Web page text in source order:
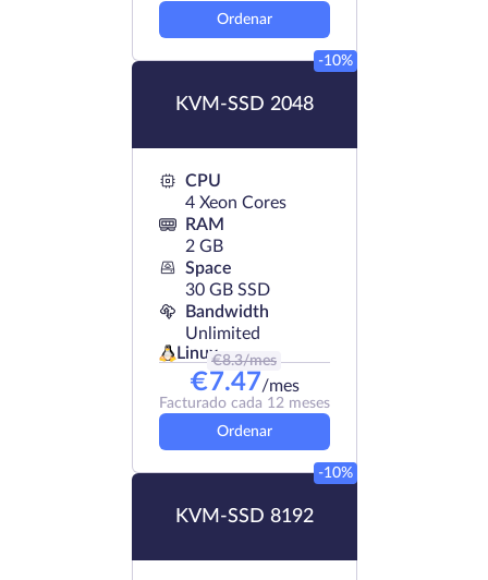
Ordenar
KVM-SSD 2048
-10%
CPU
4 Xeon Cores
RAM
2 GB
Space
30 GB SSD
Bandwidth
Unlimited
Linux€8.3/mes
€7.47/mes
Facturado cada 12 meses
Ordenar
KVM-SSD 8192
-10%